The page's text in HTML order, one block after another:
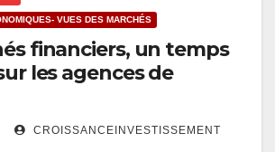
VUES DES MARCHÉS
financiers, un temps
les agences de
CROISSANCEINVESTISSEMENT